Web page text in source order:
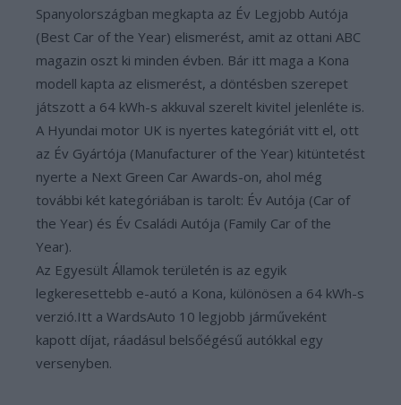
Spanyolországban megkapta az Év Legjobb Autója
(Best Car of the Year) elismerést, amit az ottani ABC
magazin oszt ki minden évben. Bár itt maga a Kona
modell kapta az elismerést, a döntésben szerepet
játszott a 64 kWh-s akkuval szerelt kivitel jelenléte is.
A Hyundai motor UK is nyertes kategóriát vitt el, ott
az Év Gyártója (Manufacturer of the Year) kitüntetést
nyerte a Next Green Car Awards-on, ahol még
további két kategóriában is tarolt: Év Autója (Car of
the Year) és Év Családi Autója (Family Car of the
Year).
Az Egyesült Államok területén is az egyik
legkeresettebb e-autó a Kona, különösen a 64 kWh-s
verzió.Itt a WardsAuto 10 legjobb járműveként
kapott díjat, ráadásul belsőégésű autókkal egy
versenyben.